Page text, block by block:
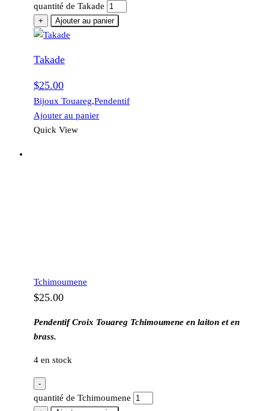
quantité de Takade
+ Ajouter au panier
Takade
$25.00
Bijoux Touareg,Pendentif
Ajouter au panier
Quick View
Tchimoumene
$25.00
Pendentif Croix Touareg Tchimoumene en laiton et en
brass.
4 en stock
-
quantité de Tchimoumene